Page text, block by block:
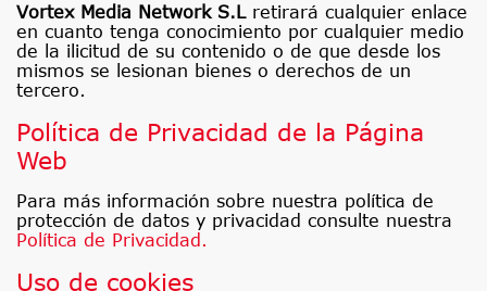
Vortex Media Network S.Lretirará cualquier enlace
en cuanto tenga conocimiento por cualquier medio
de la ilicitud de su contenido o de que desde los
mismos se lesionan bienes o derechos de un
tercero.
Política de Privacidad de la Página
Web
Para más información sobre nuestra política de
protección de datos y privacidad consulte nuestra
Política de Privacidad.
Uso de cookies